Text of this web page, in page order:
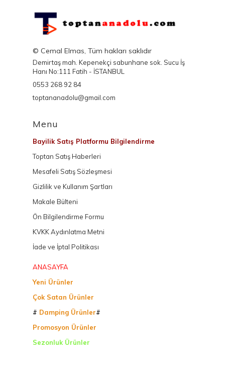
© Cemal Elmas, Tüm hakları saklıdır
Demirtaş mah. Kepenekçi sabunhane sok. Sucu İş
Hanı No:111 Fatih - İSTANBUL
0553 268 92 84
toptananadolu@gmail.com
Menu
Bayilik Satış Platformu Bilgilendirme
Toptan Satış Haberleri
Mesafeli Satış Sözleşmesi
Gizlilik ve Kullanım Şartları
Makale Bülteni
Ön Bilgilendirme Formu
KVKK Aydınlatma Metni
İade ve İptal Politikası
ANASAYFA
Yeni Ürünler
Çok Satan Ürünler
# Damping Ürünler#
Promosyon Ürünler
Sezonluk Ürünler